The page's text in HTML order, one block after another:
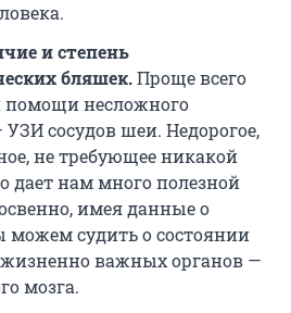
и степень
бляшек.Проще всего
помощи несложного
сосудов шеи. Недорогое,
не требующее никакой
дает нам много полезной
имея данные о
можем судить о состоянии
жизненно важных органов —
мозга.